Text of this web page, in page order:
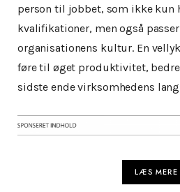
person til jobbet, som ikke kun
kvalifikationer, men også
organisationens kultur. En
føre til øget produktivitet,
sidste ende virksomhedens
LÆS MERE